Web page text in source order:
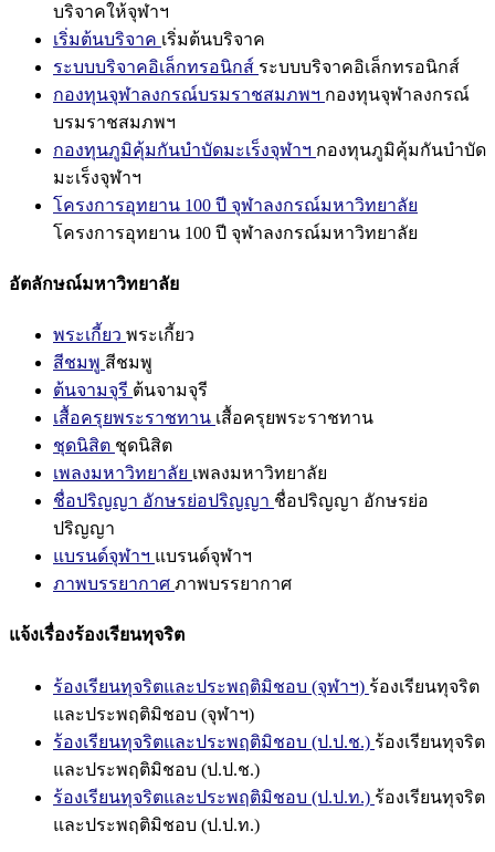
บริจาคให้จุฬาฯ
เริ่มต้นบริจาค เริ่มต้นบริจาค
ระบบบริจาคอิเล็กทรอนิกส์ ระบบบริจาคอิเล็กทรอนิกส์
กองทุนจุฬาลงกรณ์บรมราชสมภพฯ กองทุนจุฬาลงกรณ์
บรมราชสมภพฯ
กองทุนภูมิคุ้มกันบำบัดมะเร็งจุฬาฯ กองทุนภูมิคุ้มกันบำบัด
มะเร็งจุฬาฯ
โครงการอุทยาน 100 ปี จุฬาลงกรณ์มหาวิทยาลัย
โครงการอุทยาน 100 ปี จุฬาลงกรณ์มหาวิทยาลัย
อัตลักษณ์มหาวิทยาลัย
พระเกี้ยว พระเกี้ยว
สีชมพู สีชมพู
ต้นจามจุรี ต้นจามจุรี
เสื้อครุยพระราชทาน เสื้อครุยพระราชทาน
ชุดนิสิต ชุดนิสิต
เพลงมหาวิทยาลัย เพลงมหาวิทยาลัย
ชื่อปริญญา อักษรย่อปริญญา ชื่อปริญญา อักษรย่อ
ปริญญา
แบรนด์จุฬาฯ แบรนด์จุฬาฯ
ภาพบรรยากาศ ภาพบรรยากาศ
แจ้งเรื่องร้องเรียนทุจริต
ร้องเรียนทุจริตและประพฤติมิชอบ (จุฬาฯ) ร้องเรียนทุจริต
และประพฤติมิชอบ (จุฬาฯ)
ร้องเรียนทุจริตและประพฤติมิชอบ (ป.ป.ช.) ร้องเรียนทุจริต
และประพฤติมิชอบ (ป.ป.ช.)
ร้องเรียนทุจริตและประพฤติมิชอบ (ป.ป.ท.) ร้องเรียนทุจริต
และประพฤติมิชอบ (ป.ป.ท.)